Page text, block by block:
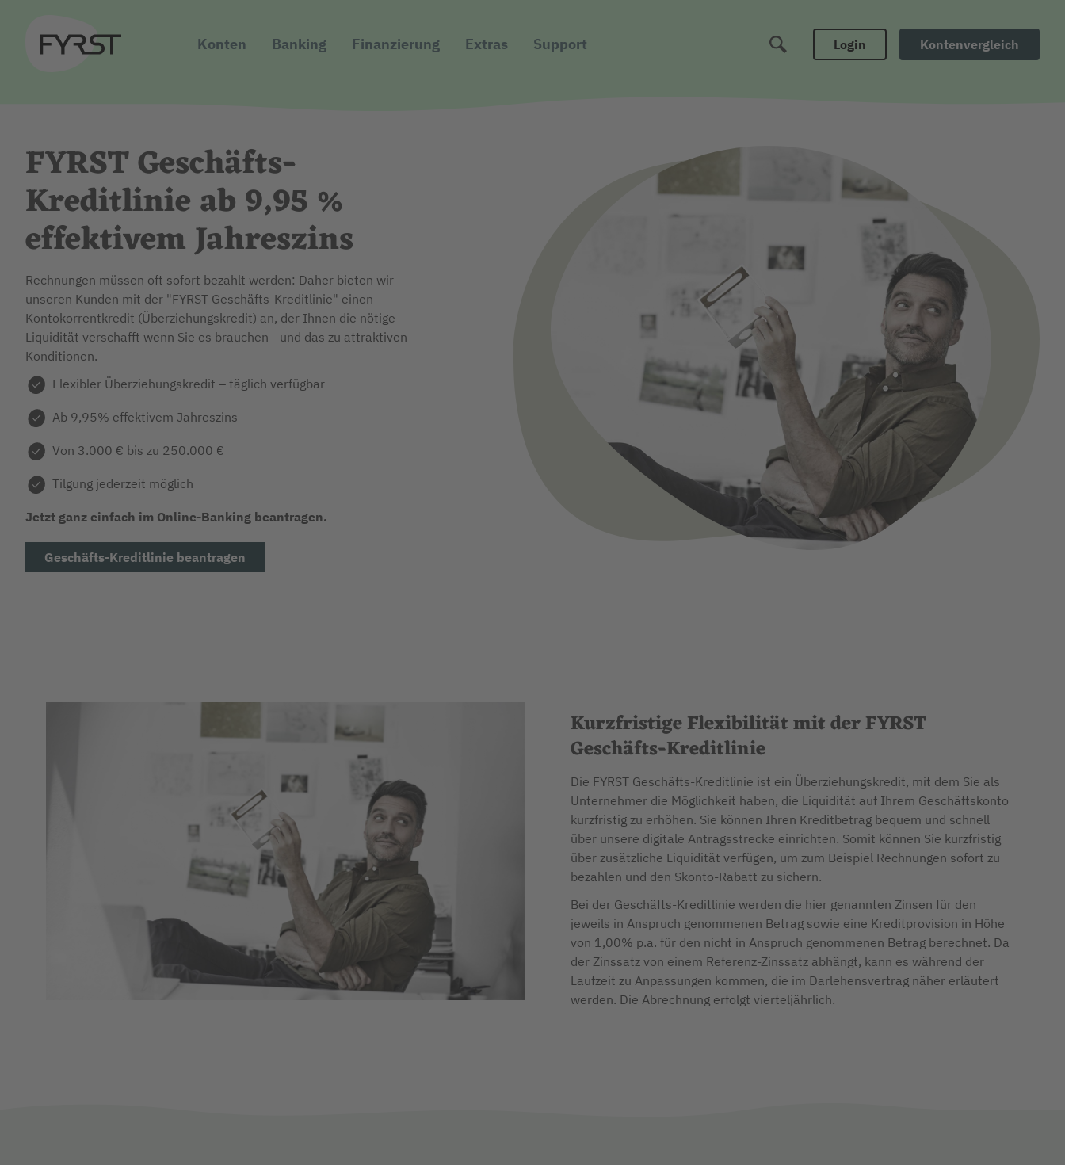
Konten Banking Finanzierung Extras Support Login Kontenvergleich
FYRST Geschäfts-
Kreditlinie ab 9,95 %
effektivem Jahreszins
Rechnungen müssen oft sofort bezahlt werden: Daher bieten wir
unseren Kunden mit der "FYRST Geschäfts-Kreditlinie" einen
Kontokorrentkredit (Überziehungskredit) an, der Ihnen die nötige
Liquidität verschafft wenn Sie es brauchen - und das zu attraktiven
Konditionen.
Flexibler Überziehungskredit – täglich verfügbar
Ab 9,95% effektivem Jahreszins
Von 3.000 € bis zu 250.000 €
Tilgung jederzeit möglich
Jetzt ganz einfach im Online-Banking beantragen.
Geschäfts-Kreditlinie beantragen
Kurzfristige Flexibilität mit der FYRST
Geschäfts-Kreditlinie
Die FYRST Geschäfts-Kreditlinie ist ein Überziehungskredit, mit dem Sie als
Unternehmer die Möglichkeit haben, die Liquidität auf Ihrem Geschäftskonto
kurzfristig zu erhöhen. Sie können Ihren Kreditbetrag bequem und schnell
über unsere digitale Antragsstrecke einrichten. Somit können Sie kurzfristig
über zusätzliche Liquidität verfügen, um zum Beispiel Rechnungen sofort zu
bezahlen und den Skonto-Rabatt zu sichern.
Bei der Geschäfts-Kreditlinie werden die hier genannten Zinsen für den
jeweils in Anspruch genommenen Betrag sowie eine Kreditprovision in Höhe
von 1,00% p.a. für den nicht in Anspruch genommenen Betrag berechnet. Da
der Zinssatz von einem Referenz-Zinssatz abhängt, kann es während der
Laufzeit zu Anpassungen kommen, die im Darlehensvertrag näher erläutert
werden. Die Abrechnung erfolgt vierteljährlich.